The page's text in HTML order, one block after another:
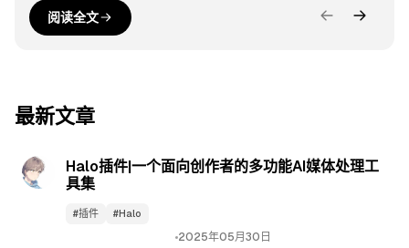
避免上当受骗。
阅读全文
最新文章
林间·工坊
Halo插件|一个面向创作者的多功能AI媒体处理工
具集
#插件 #Halo
2025年05月30日